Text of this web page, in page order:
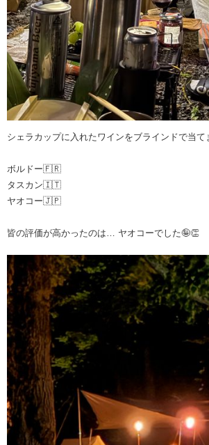
シェラカップに入れたワインをブラインドで当て
ボルドー🇫🇷
タスカン🇮🇹
ヤオコー🇯🇵
皆の評価が高かったのは… ヤオコーでした🤪👏